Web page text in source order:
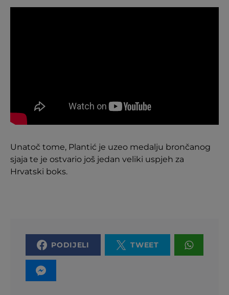
Unatoč tome, Plantić je uzeo medalju brončanog
sjaja te je ostvario još jedan veliki uspjeh za
Hrvatski boks.
PODIJELI TWEET